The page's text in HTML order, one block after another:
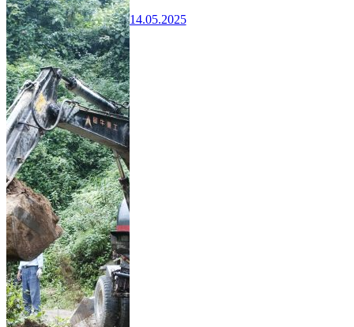
14.05.2025